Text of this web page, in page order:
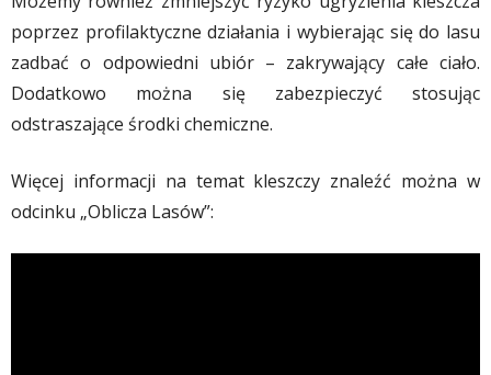
poprzez profilaktyczne działania i wybierając się do lasu
zadbać o odpowiedni ubiór – zakrywający całe ciało.
Dodatkowo można się zabezpieczyć stosując
odstraszające środki chemiczne.
Więcej informacji na temat kleszczy znaleźć można w
odcinku „Oblicza Lasów”: